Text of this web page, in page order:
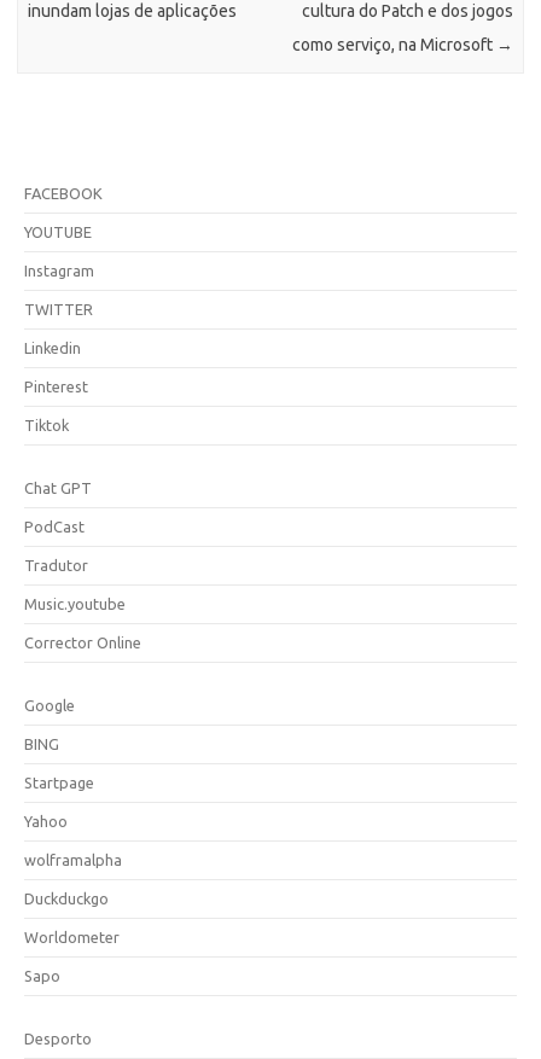
inundam lojas de aplicações
cultura do Patch e dos jogos
como serviço, na Microsoft →
FACEBOOK
YOUTUBE
Instagram
TWITTER
Linkedin
Pinterest
Tiktok
Chat GPT
PodCast
Tradutor
Music.youtube
Corrector Online
Google
BING
Startpage
Yahoo
wolframalpha
Duckduckgo
Worldometer
Sapo
Desporto